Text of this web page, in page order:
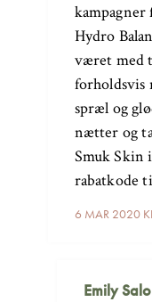
6 MAR 2020
kampagner
Hydro
været med
forholdsvis
spræl og
nætter og
Smuk Skin
rabatkode
Emily